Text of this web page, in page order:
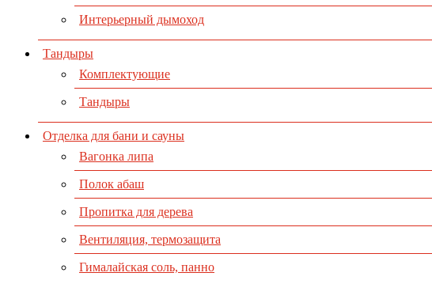
Интерьерный дымоход
Тандыры
Комплектующие
Тандыры
Отделка для бани и сауны
Вагонка липа
Полок абаш
Пропитка для дерева
Вентиляция, термозащита
Гималайская соль, панно